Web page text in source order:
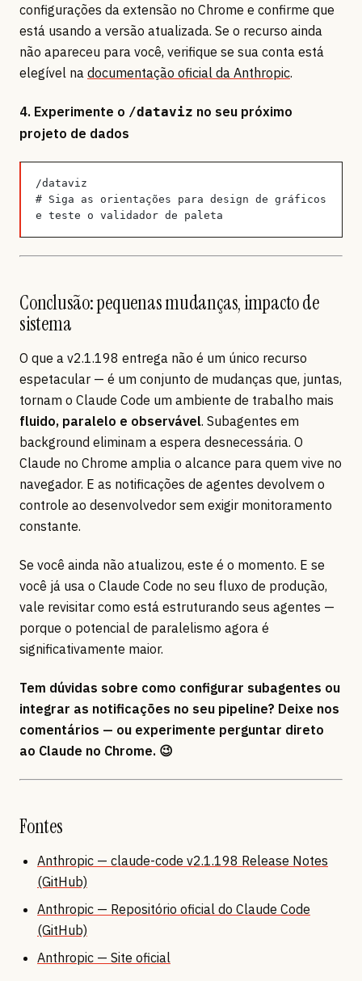
configurações da extensão no Chrome e confirme que
está usando a versão atualizada. Se o recurso ainda
não apareceu para você, verifique se sua conta está
elegível na documentação oficial da Anthropic.
4. Experimente o /dataviz no seu próximo
projeto de dados
/dataviz
# Siga as orientações para design de gráficos
e teste o validador de paleta
Conclusão: pequenas mudanças, impacto de
sistema
O que a v2.1.198 entrega não é um único recurso
espetacular — é um conjunto de mudanças que, juntas,
tornam o Claude Code um ambiente de trabalho mais
fluido, paralelo e observável. Subagentes em
background eliminam a espera desnecessária. O
Claude no Chrome amplia o alcance para quem vive no
navegador. E as notificações de agentes devolvem o
controle ao desenvolvedor sem exigir monitoramento
constante.
Se você ainda não atualizou, este é o momento. E se
você já usa o Claude Code no seu fluxo de produção,
vale revisitar como está estruturando seus agentes —
porque o potencial de paralelismo agora é
significativamente maior.
Tem dúvidas sobre como configurar subagentes ou
integrar as notificações no seu pipeline? Deixe nos
comentários — ou experimente perguntar direto
ao Claude no Chrome. 😉
Fontes
Anthropic — claude-code v2.1.198 Release Notes
(GitHub)
Anthropic — Repositório oficial do Claude Code
(GitHub)
Anthropic — Site oficial